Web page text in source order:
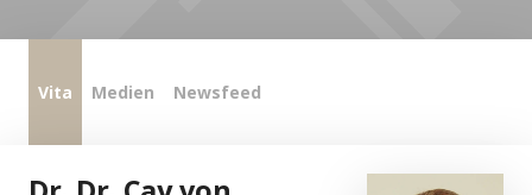
Vita Medien Newsfeed